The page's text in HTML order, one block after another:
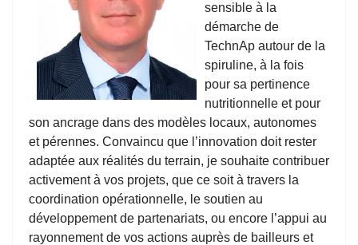
sensible à la
démarche de
TechnAp autour de la
spiruline, à la fois
pour sa pertinence
nutritionnelle et pour
son ancrage dans des modèles locaux, autonomes
et pérennes. Convaincu que l’innovation doit rester
adaptée aux réalités du terrain, je souhaite contribuer
activement à vos projets, que ce soit à travers la
coordination opérationnelle, le soutien au
développement de partenariats, ou encore l’appui au
rayonnement de vos actions auprès de bailleurs et